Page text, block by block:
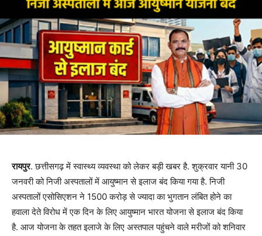
रायपुर. छत्तीसगढ़ में स्वास्थ्य व्यवस्था को लेकर बड़ी खबर है. शुक्रवार यानी 30
जनवरी को निजी अस्पतालों में आयुष्मान से इलाज बंद किया गया है. निजी
अस्पतालों एसोसिएशन ने 1500 करोड़ से ज्यादा का भुगतान लंबित होने का
हवाला देते विरोध में एक दिन के लिए आयुष्मान भारत योजना से इलाज बंद किया
है. आज योजना के तहत इलाजे के लिए अस्तपाल पहुंचने वाले मरीजों को शनिवार